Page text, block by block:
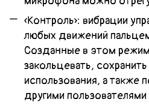
«Контроль»: вибрации
любых движений
Созданные в этом
закольцевать,
использования, а также
другими